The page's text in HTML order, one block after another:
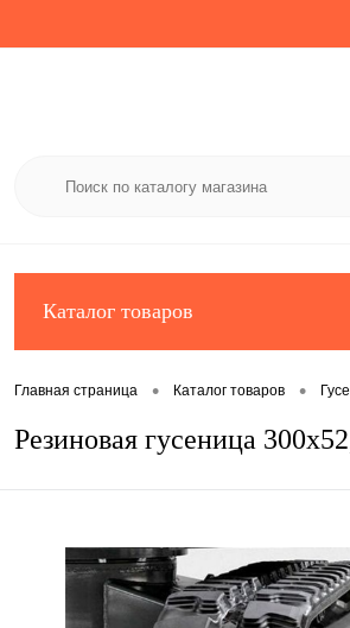
Каталог товаров
Главная страница • Каталог товаров •
Резиновая гусеница